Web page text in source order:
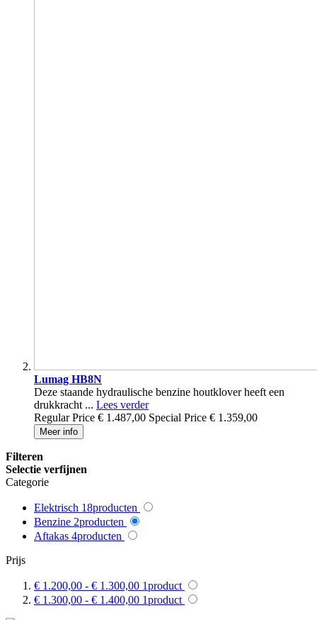
Lumag HB8N
Deze staande hydraulische benzine houtklover heeft een
drukkracht ... Lees verder
Regular Price € 1.487,00 Special Price € 1.359,00
Meer info
Filteren
Selectie verfijnen
Categorie
Elektrisch 18producten
Benzine 2producten
Aftakas 4producten
Prijs
€ 1.200,00 - € 1.300,00 1product
€ 1.300,00 - € 1.400,00 1product